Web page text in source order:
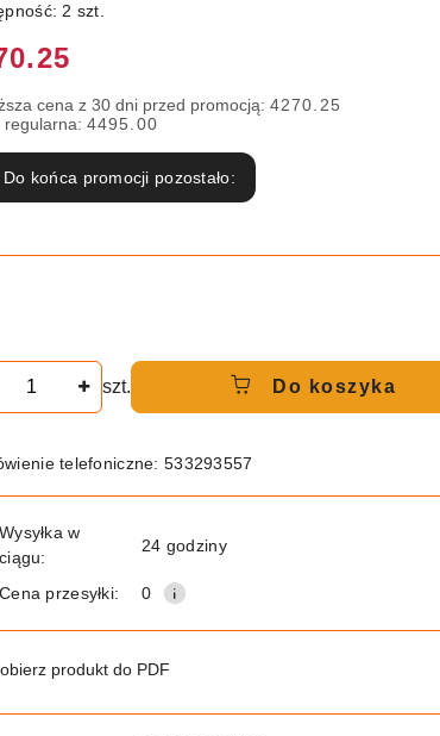
2 szt.
cena z 30 dni przed promocją: 4270.25
regularna: 4495.00
Do końca promocji pozostało:
szt. Do koszyka
telefoniczne: 533293557
Wysyłka w
ciągu:
24 godziny
Cena przesyłki: 0
produkt do PDF